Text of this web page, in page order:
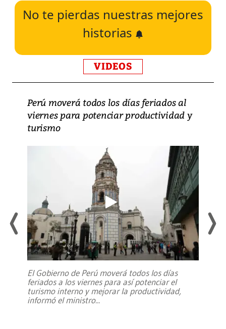
No te pierdas nuestras mejores
historias
VIDEOS
Perú moverá todos los días feriados al
viernes para potenciar productividad y
turismo
El Gobierno de Perú moverá todos los días
feriados a los viernes para así potenciar el
turismo interno y mejorar la productividad,
informó el ministro...